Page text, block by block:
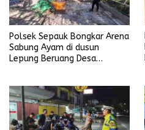
Polsek Sepauk Bongkar Arena
Sabung Ayam di dusun
Lepung Beruang Desa